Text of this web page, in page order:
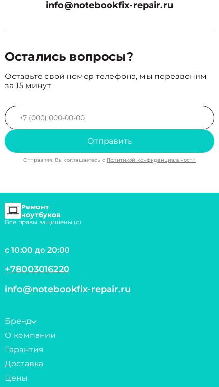
info@notebookfix-repair.ru
Остались вопросы?
Оставьте свой номер телефона, мы перезвоним
за 15 минут
Отправить
Отправляя, Вы соглашаетесь с Политикой конфиденциальности
Ремонт
ноутбуков
Все правы защищены (с)
с 10:00 до 20:00
+78003016220
info@notebookfix-repair.ru
Бренд
О компании
Гарантия
Доставка
Цены